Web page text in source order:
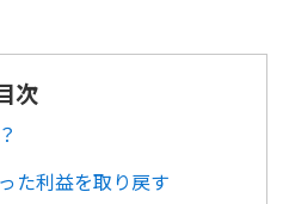
次
た利益を取り戻す